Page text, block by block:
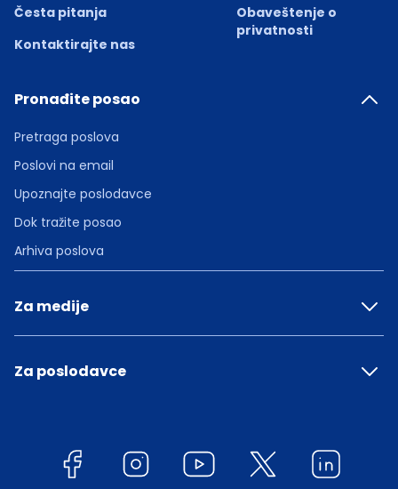
Česta pitanja
Kontaktirajte nas
Obaveštenje o
privatnosti
Pronađite posao
Pretraga poslova
Poslovi na email
Upoznajte poslodavce
Dok tražite posao
Arhiva poslova
Za medije
Za poslodavce